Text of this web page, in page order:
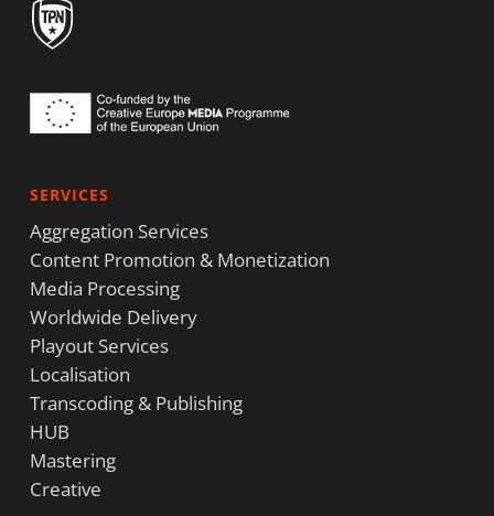
SERVICES
Aggregation Services
Content Promotion & Monetization
Media Processing
Worldwide Delivery
Playout Services
Localisation
Transcoding & Publishing
HUB
Mastering
Creative